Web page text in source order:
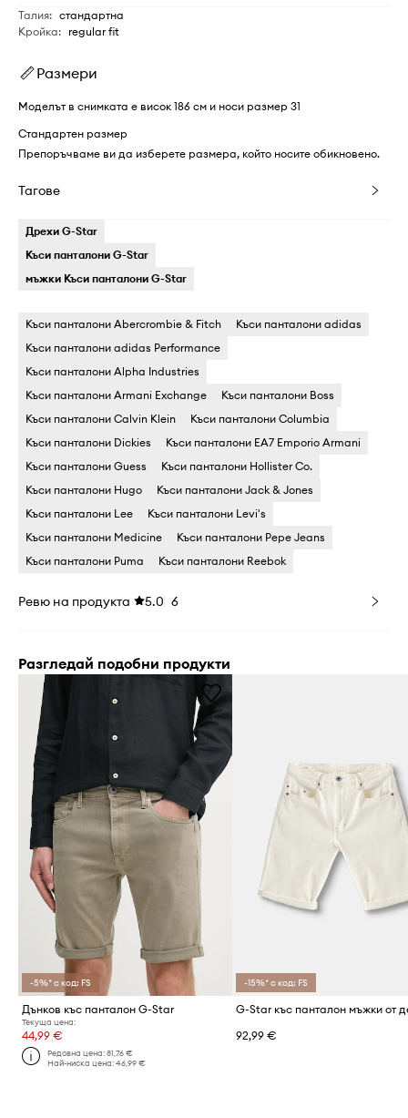
Талия: стандартна
Кройка: regular fit
Размери
Моделът в снимката е висок 186 см и носи размер 31
Стандартен размер
Препоръчваме ви да изберете размера, който носите обикновено.
Тагове
Дрехи G-Star
Къси панталони G-Star
мъжки Къси панталони G-Star
Къси панталони Abercrombie & Fitch
Къси панталони adidas
Къси панталони adidas Performance
Къси панталони Alpha Industries
Къси панталони Armani Exchange
Къси панталони Boss
Къси панталони Calvin Klein
Къси панталони Columbia
Къси панталони Dickies
Къси панталони EA7 Emporio Armani
Къси панталони Guess
Къси панталони Hollister Co.
Къси панталони Hugo
Къси панталони Jack & Jones
Къси панталони Lee
Къси панталони Levi's
Къси панталони Medicine
Къси панталони Pepe Jeans
Къси панталони Puma
Къси панталони Reebok
Ревю на продукта 5.0 6
Разгледай подобни продукти
-5%* с код: FS
Дънков къс панталон G-Star
Текуща цена:
44,99 €
Редовна цена:81,76 €
Най-ниска цена:46,99 €
-15%* с код: FS
92,99 €